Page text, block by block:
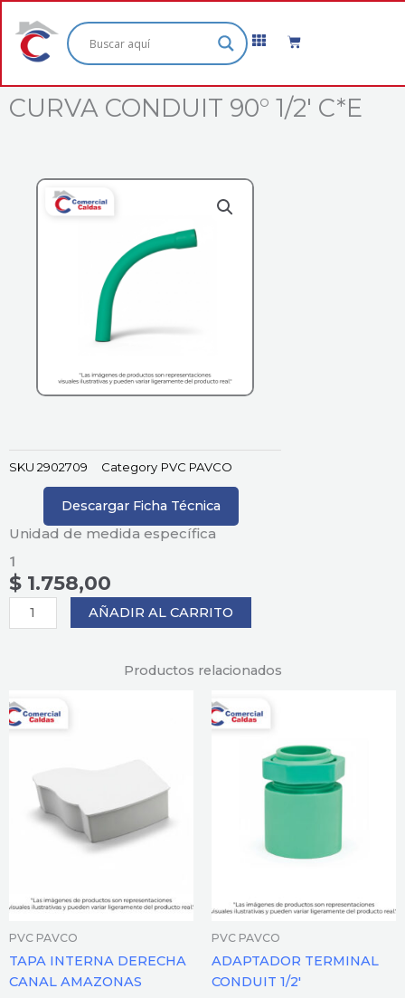
contenido
Cart
CURVA CONDUIT 90° 1/2′ C*E
SKU 2902709 Category PVC PAVCO
Descargar Ficha Técnica
Unidad de medida específica
1
$ 1.758,00
CURVA
CONDUIT
cantidad
AÑADIR AL CARRITO
Productos relacionados
PVC PAVCO
TAPA INTERNA DERECHA
CANAL AMAZONAS
PVC PAVCO
ADAPTADOR TERMINAL
CONDUIT 1/2′